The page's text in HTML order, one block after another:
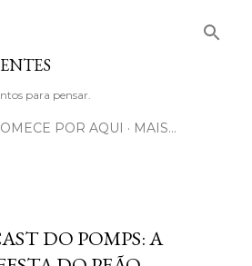
para pensar.
POR AQUI MAIS…
DO POMPS: A